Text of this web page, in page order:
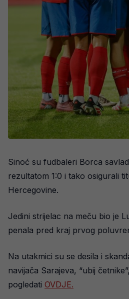
Sinoć su fudbaleri Borca
rezultatom 1:0 i tako osigurali
Hercegovine.
Jedini strijelac na meču bio je
penala pred kraj prvog
Na utakmici su se desila i
navijača Sarajeva, “ubij
pogledati OVDJE.